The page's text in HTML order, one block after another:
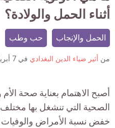
أثناء الحمل والولادة؟
الحمل والإنجاب حب وطب
من أثير ضياء الدين البغدادي في 7 أبريل 2022
أصبح الاهتمام بعناية صحة
الصحية التي تنشغل بها
خفض نسبة الأمراض والوفيات